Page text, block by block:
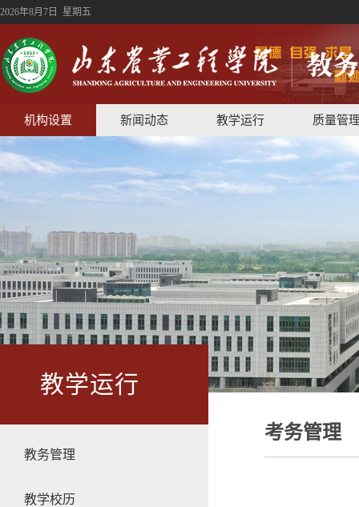
2026年8月7日 星期五
机构设置 新闻动态 教学运行 质量管
教学运行
教务管理
教学校历
考务管理